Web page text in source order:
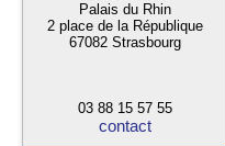
Palais du Rhin
2 place de la République
67082 Strasbourg
03 88 15 57 55
contact